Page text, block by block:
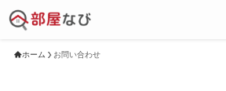
ホーム お問い合わせ